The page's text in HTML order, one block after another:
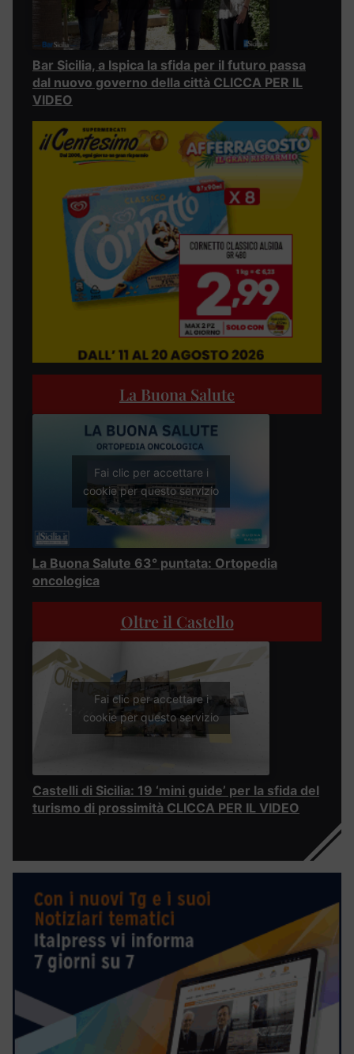
Bar Sicilia, a Ispica la sfida per il futuro passa
dal nuovo governo della città CLICCA PER IL
VIDEO
La Buona Salute
Fai clic per accettare i
cookie per questo servizio
La Buona Salute 63° puntata: Ortopedia
oncologica
Oltre il Castello
Fai clic per accettare i
cookie per questo servizio
Castelli di Sicilia: 19 ‘mini guide’ per la sfida del
turismo di prossimità CLICCA PER IL VIDEO